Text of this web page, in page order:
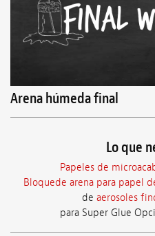
Arena húmeda final
Lo que
Papeles de
Bloquede arena para papel
de aerosoles
para Super Glue